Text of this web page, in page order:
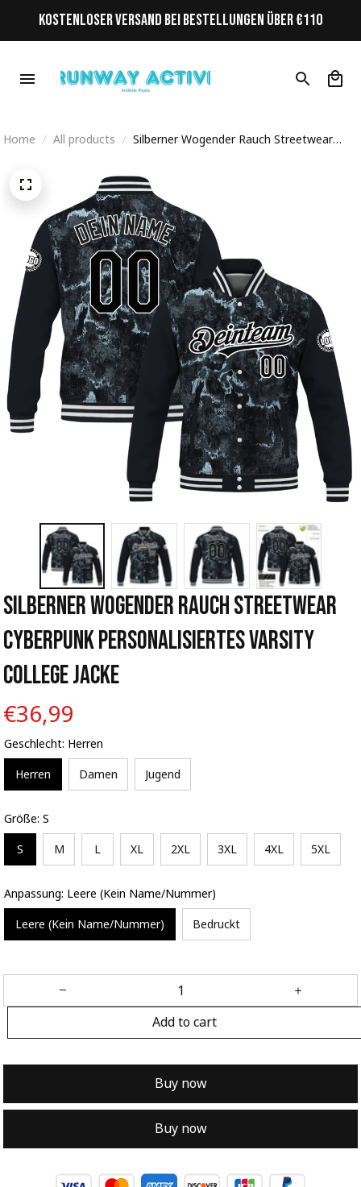
KOSTENLOSER VERSAND BEI BESTELLUNGEN ÜBER €110
Home All products
Silberner Wogender Rauch Streetwear
Jacke
Silberner Wogender Rauch Streetwear
Cyberpunk Personalisiertes Varsity
College Jacke
€36,99
Geschlecht: Herren
Herren Damen Jugend
Größe: S
S M L XL 2XL 3XL 4XL 5XL
Anpassung: Leere (Kein Name/Nummer)
Leere (Kein Name/Nummer) Bedruckt
Add to cart
Buy now
Buy now